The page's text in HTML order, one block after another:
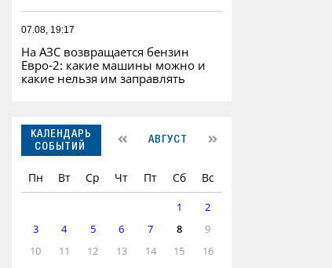
07.08, 19:17
На АЗС возвращается бензин
Евро‑2: какие машины можно и
какие нельзя им заправлять
КАЛЕНДАРЬ
СОБЫТИЙ
АВГУСТ
Пн Вт Ср Чт Пт Сб Вс
1
2
3
4 5 6 7 8
9
10
11 12 13 14 15
16